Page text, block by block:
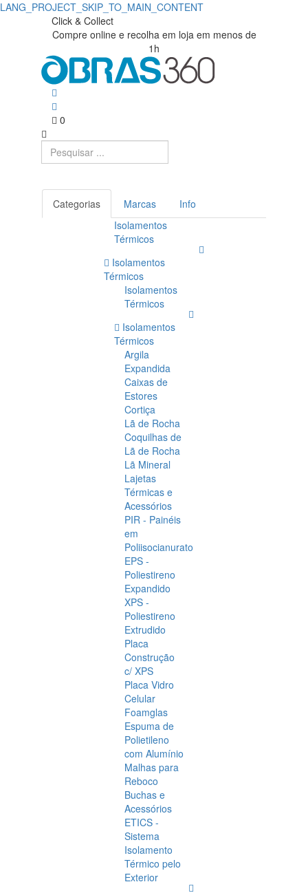
LANG_PROJECT_SKIP_TO_MAIN_CONTENT
Click & Collect
Compre online e recolha em loja em menos de
1h
0
Categorias Marcas
Info
Isolamentos
Térmicos
Isolamentos
Térmicos
Isolamentos
Térmicos
Isolamentos
Térmicos
Argila
Expandida
Caixas de
Estores
Cortiça
Lã de Rocha
Coquilhas de
Lã de Rocha
Lã Mineral
Lajetas
Térmicas e
Acessórios
PIR - Painéis
em
Poliisocianurato
EPS -
Poliestireno
Expandido
XPS -
Poliestireno
Extrudido
Placa
Construção
c/ XPS
Placa Vidro
Celular
Foamglas
Espuma de
Polietileno
com Alumínio
Malhas para
Reboco
Buchas e
Acessórios
ETICS -
Sistema
Isolamento
Térmico pelo
Exterior